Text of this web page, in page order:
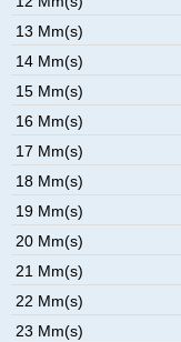
13 Mm(s)
14 Mm(s)
15 Mm(s)
16 Mm(s)
17 Mm(s)
18 Mm(s)
19 Mm(s)
20 Mm(s)
21 Mm(s)
22 Mm(s)
23 Mm(s)